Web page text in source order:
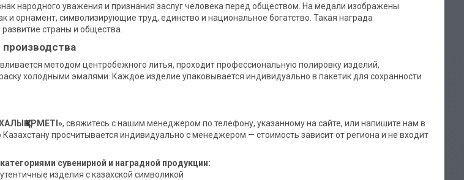
народного уважения и признания заслуг человека перед обществом. На медали изображены
и орнамент, символизирующие труд, единство и национальное богатство. Такая награда
страны и общества.
производства
методом центробежного литья, проходит профессиональную полировку изделий,
холодными эмалями. Каждое изделие упаковывается индивидуально в пакетик для сохранности
ҚҰРМЕТІ», свяжитесь с нашим менеджером по телефону, указанному на сайте, или напишите нам в
просчитывается индивидуально с менеджером — стоимость зависит от региона и не входит
сувенирной и наградной продукции:
изделия с казахской символикой